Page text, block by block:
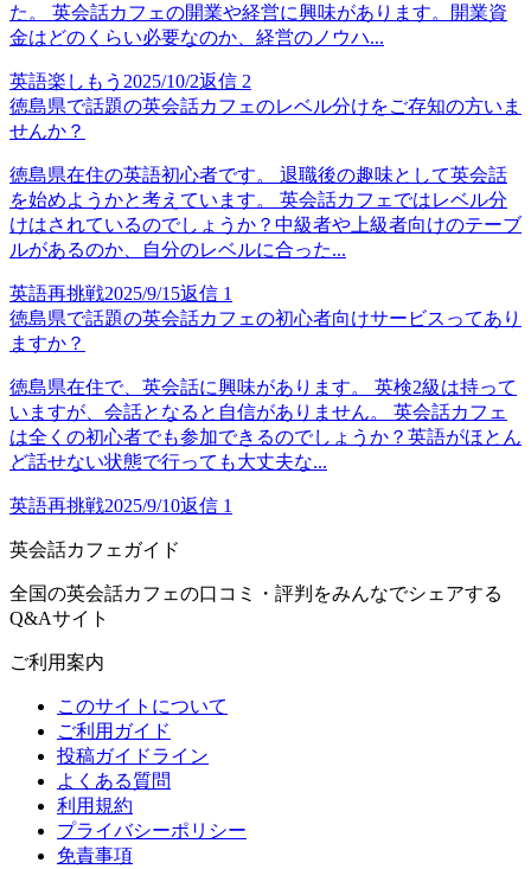
た。 英会話カフェの開業や経営に興味があります。開業資
金はどのくらい必要なのか、経営のノウハ...
英語楽しもう 2025/10/2返信 2
徳島県で話題の英会話カフェのレベル分けをご存知の方いま
せんか？
徳島県在住の英語初心者です。 退職後の趣味として英会話
を始めようかと考えています。 英会話カフェではレベル分
けはされているのでしょうか？中級者や上級者向けのテーブ
ルがあるのか、自分のレベルに合った...
英語再挑戦2025/9/15返信 1
徳島県で話題の英会話カフェの初心者向けサービスってあり
ますか？
徳島県在住で、英会話に興味があります。 英検2級は持って
いますが、会話となると自信がありません。 英会話カフェ
は全くの初心者でも参加できるのでしょうか？英語がほとん
ど話せない状態で行っても大丈夫な...
英語再挑戦2025/9/10返信 1
英会話カフェガイド
全国の英会話カフェの口コミ・評判をみんなでシェアする
Q&Aサイト
ご利用案内
このサイトについて
ご利用ガイド
投稿ガイドライン
よくある質問
利用規約
プライバシーポリシー
免責事項